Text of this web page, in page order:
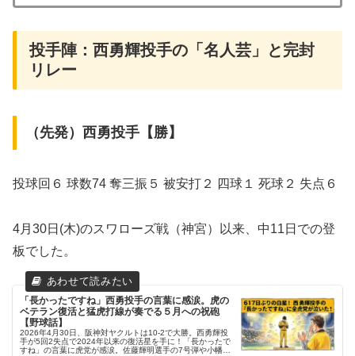
投手陣：西勇輝投手の「名人芸」と完封
リレー
（先発）西勇投手【勝】
投球回６ 球数74 奪三振５ 被安打２ 四球１ 死球２ 失点６
4月30日(木)のスワローズ戦（神宮）以来、中11日での登
板でした。
「長かったですね」西勇投手の言葉に感涙。虎の
ベテラン復活と猛虎打線が奏でる５月への祝砲
【野球話】
2026年4月30日、阪神対ヤクルトは10-2で大勝。西勇輝投
手が5回2失点で2024年以来の復活星を手に！「長かったで
すね」の言葉に虎党が感涙。佐藤輝明選手の7号弾や小幡選